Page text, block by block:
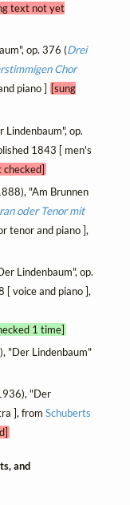
text not yet
op. 376 (Drei
Chor
piano ] [sung
op.
1843 [ men's
"Am Brunnen
oder Tenor mit
tenor and piano ],
Lindenbaum", op.
[ voice and piano ],
1 time]
"Der Lindenbaum"
"Der
], from Schuberts
and